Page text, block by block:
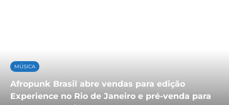
MÚSICA
Afropunk Brasil abre vendas para edição
Experience no Rio de Janeiro e pré-venda para